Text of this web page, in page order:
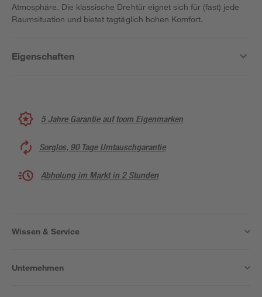
Atmosphäre. Die klassische Drehtür eignet sich für (fast) jede
Raumsituation und bietet tagtäglich hohen Komfort.
Eigenschaften
5 Jahre Garantie auf toom Eigenmarken
Sorglos, 90 Tage Umtauschgarantie
Abholung im Markt in 2 Stunden
Wissen & Service
Unternehmen